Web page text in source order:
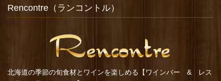
Rencontre（ランコントル）
北海道の季節の旬食材とワインを楽しめる【ワインバー & レス